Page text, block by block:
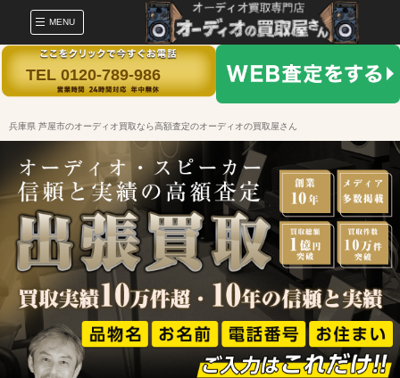
MENU
TEL 0120-789-986
兵庫県 芦屋市のオーディオ買取なら高額査定のオーディオの買取屋さん